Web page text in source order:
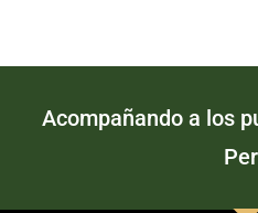
Acompañando a los